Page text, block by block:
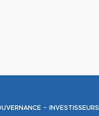
INVESTISSEURS